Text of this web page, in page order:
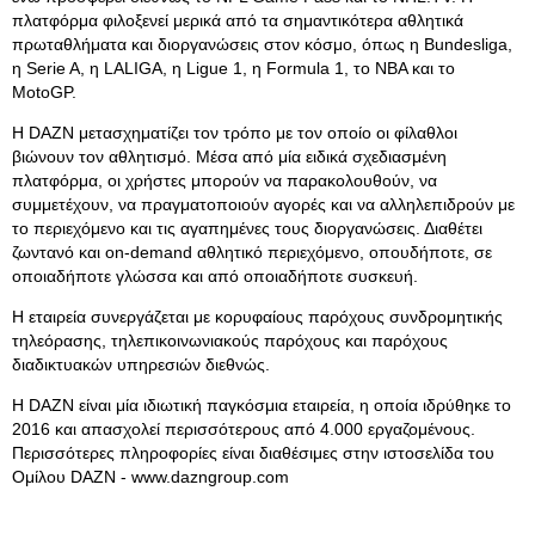
πλατφόρμα φιλοξενεί μερικά από τα σημαντικότερα αθλητικά
πρωταθλήματα και διοργανώσεις στον κόσμο, όπως η Bundesliga,
η Serie A, η LALIGA, η Ligue 1, η Formula 1, το NBA και το
MotoGP.
Η DAZN μετασχηματίζει τον τρόπο με τον οποίο οι φίλαθλοι
βιώνουν τον αθλητισμό. Μέσα από μία ειδικά σχεδιασμένη
πλατφόρμα, οι χρήστες μπορούν να παρακολουθούν, να
συμμετέχουν, να πραγματοποιούν αγορές και να αλληλεπιδρούν με
το περιεχόμενο και τις αγαπημένες τους διοργανώσεις. Διαθέτει
ζωντανό και on-demand αθλητικό περιεχόμενο, οπουδήποτε, σε
οποιαδήποτε γλώσσα και από οποιαδήποτε συσκευή.
Η εταιρεία συνεργάζεται με κορυφαίους παρόχους συνδρομητικής
τηλεόρασης, τηλεπικοινωνιακούς παρόχους και παρόχους
διαδικτυακών υπηρεσιών διεθνώς.
Η DAZN είναι μία ιδιωτική παγκόσμια εταιρεία, η οποία ιδρύθηκε το
2016 και απασχολεί περισσότερους από 4.000 εργαζομένους.
Περισσότερες πληροφορίες είναι διαθέσιμες στην ιστοσελίδα του
Ομίλου DAZN - www.dazngroup.com